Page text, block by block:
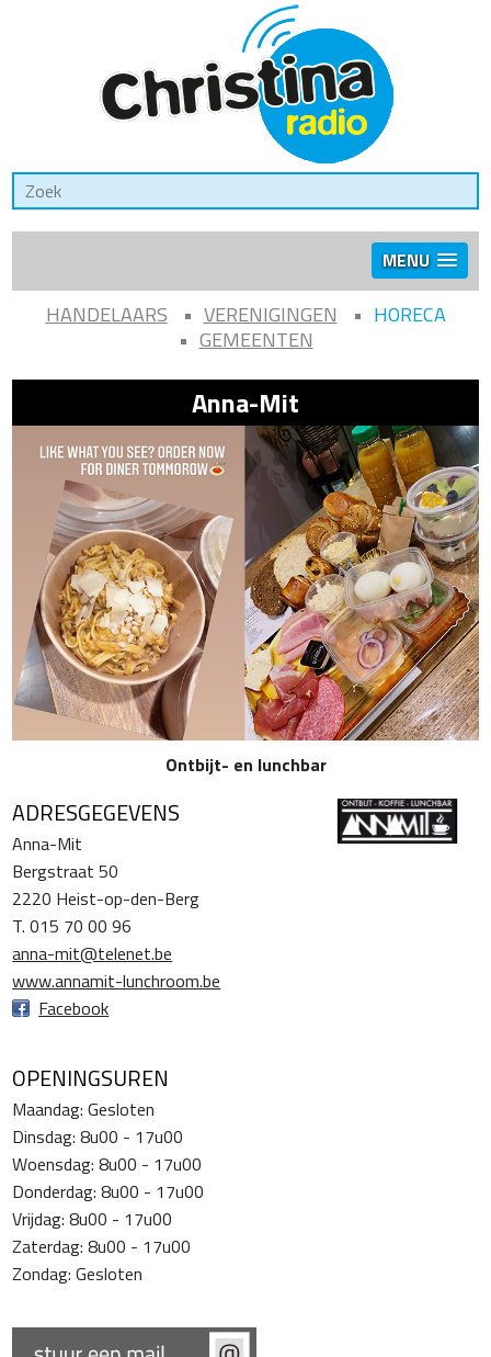
MENU
HANDELAARS VERENIGINGEN
HORECA
GEMEENTEN
Anna-Mit
Ontbijt- en lunchbar
ADRESGEGEVENS
Anna-Mit
Bergstraat 50
2220 Heist-op-den-Berg
T. 015 70 00 96
anna-mit@telenet.be
www.annamit-lunchroom.be
Facebook
OPENINGSUREN
Maandag: Gesloten
Dinsdag: 8u00 - 17u00
Woensdag: 8u00 - 17u00
Donderdag: 8u00 - 17u00
Vrijdag: 8u00 - 17u00
Zaterdag: 8u00 - 17u00
Zondag: Gesloten